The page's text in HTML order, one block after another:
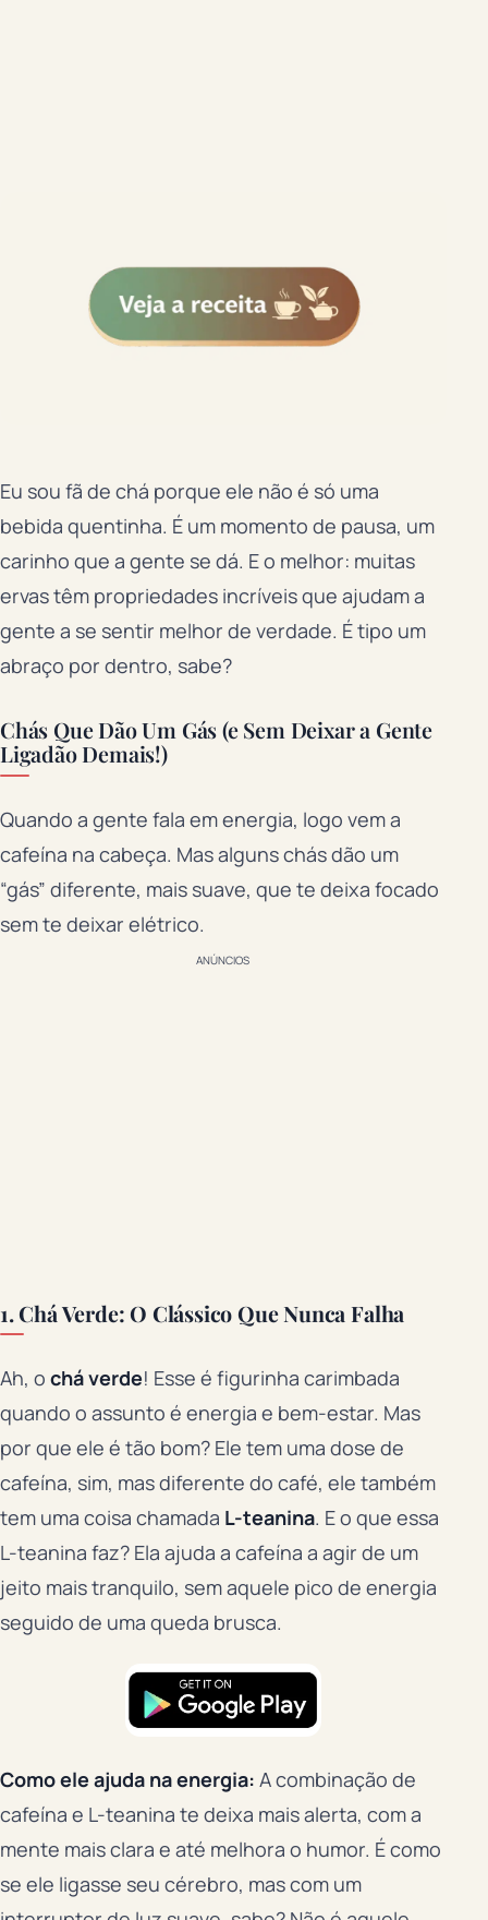
Eu sou fã de chá porque ele não é só uma
bebida quentinha. É um momento de pausa, um
carinho que a gente se dá. E o melhor: muitas
ervas têm propriedades incríveis que ajudam a
gente a se sentir melhor de verdade. É tipo um
abraço por dentro, sabe?
Chás Que Dão Um Gás (e Sem Deixar a Gente
Ligadão Demais!)
Quando a gente fala em energia, logo vem a
cafeína na cabeça. Mas alguns chás dão um
“gás” diferente, mais suave, que te deixa focado
sem te deixar elétrico.
ANÚNCIOS
1. Chá Verde: O Clássico Que Nunca Falha
Ah, o chá verde! Esse é figurinha carimbada
quando o assunto é energia e bem-estar. Mas
por que ele é tão bom? Ele tem uma dose de
cafeína, sim, mas diferente do café, ele também
tem uma coisa chamada L-teanina. E o que essa
L-teanina faz? Ela ajuda a cafeína a agir de um
jeito mais tranquilo, sem aquele pico de energia
seguido de uma queda brusca.
Como ele ajuda na energia: A combinação de
cafeína e L-teanina te deixa mais alerta, com a
mente mais clara e até melhora o humor. É como
se ele ligasse seu cérebro, mas com um